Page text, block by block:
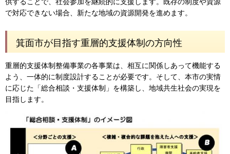
供することで、社会参加を継続的に支援します。既存の制度や資源
で対応できない場合、新たな地域の資源開発を進めます。
箕面市が目指す重層的支援体制の方向性
重層的支援体制整備事業の各事業は、相互に関係しあって機能する
よう、一体的に制度設計することが必要です。そして、本市の実情
に応じた「総合相談・支援体制」を構築し、地域共生社会の実現を
目指します。